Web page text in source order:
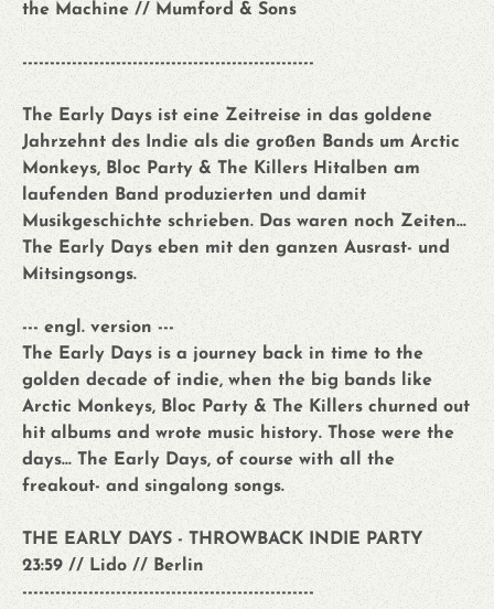
the Machine // Mumford & Sons
-----------------------------------------------------
The Early Days ist eine Zeitreise in das goldene
Jahrzehnt des Indie als die großen Bands um Arctic
Monkeys, Bloc Party & The Killers Hitalben am
laufenden Band produzierten und damit
Musikgeschichte schrieben. Das waren noch Zeiten...
The Early Days eben mit den ganzen Ausrast- und
Mitsingsongs.
--- engl. version ---
The Early Days is a journey back in time to the
golden decade of indie, when the big bands like
Arctic Monkeys, Bloc Party & The Killers churned out
hit albums and wrote music history. Those were the
days... The Early Days, of course with all the
freakout- and singalong songs.
THE EARLY DAYS - THROWBACK INDIE PARTY
23:59 // Lido // Berlin
-----------------------------------------------------